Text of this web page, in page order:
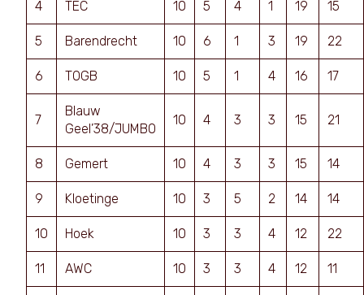
4 TEC 10 5 4 1 19 15
5 Barendrecht 10 6 1 3 19 22
6 TOGB 10 5 1 4 16 17
7
Blauw
Geel’38/JUMBO
10 4 3 3 15 21
8 Gemert 10 4 3 3 15 14
9 Kloetinge 10 3 5 2 14 14
10 Hoek 10 3 3 4 12 22
11 AWC 10 3 3 4 12 11